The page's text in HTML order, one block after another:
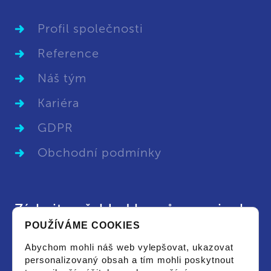
Profil společnosti
Reference
Náš tým
Kariéra
GDPR
Obchodní podmínky
Získejte přehled kurzů a novinek
či novinkami a souhlasím se zpracováním
osobních údajů pro tyto účely.
POUŽÍVÁME COOKIES
Abychom mohli náš web vylepšovat, ukazovat
personalizovaný obsah a tím mohli poskytnout